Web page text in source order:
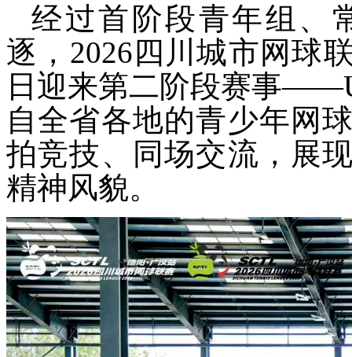
经过首阶段青年组、
逐，2026四川城市网球
日迎来第二阶段赛事
自全省各地的青少年网
拍竞技、同场交流，展
精神风貌。